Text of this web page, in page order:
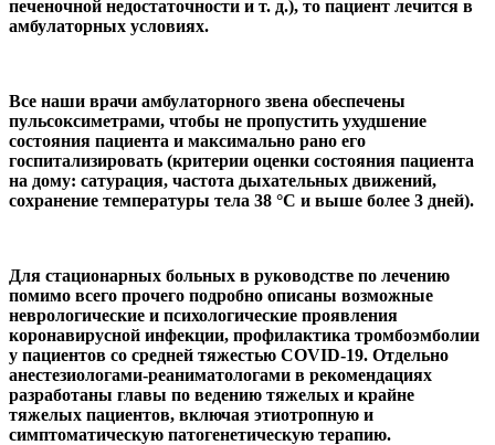
печеночной недостаточности и т. д.), то пациент лечится в
амбулаторных условиях.
Все наши врачи амбулаторного звена обеспечены
пульсоксиметрами, чтобы не пропустить ухудшение
состояния пациента и максимально рано его
госпитализировать (критерии оценки состояния пациента
на дому: сатурация, частота дыхательных движений,
сохранение температуры тела 38 °С и выше более 3 дней).
Для стационарных больных в руководстве по лечению
помимо всего прочего подробно описаны возможные
неврологические и психологические проявления
коронавирусной инфекции, профилактика тромбоэмболии
у пациентов со средней тяжестью COVID-19. Отдельно
анестезиологами-реаниматологами в рекомендациях
разработаны главы по ведению тяжелых и крайне
тяжелых пациентов, включая этиотропную и
симптоматическую патогенетическую терапию.